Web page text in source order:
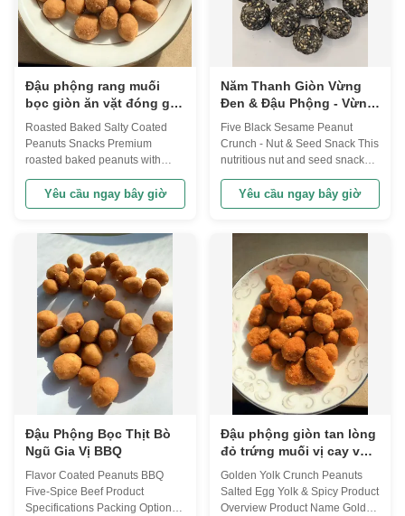
Đậu phộng rang muối
bọc giòn ăn vặt đóng gói
sỉ số lượng lớn, đậu
nành, bánh quy đậu
phộng
Roasted Baked Salty Coated
Peanuts Snacks Premium
roasted baked peanuts with
savory salty coating, available in
wholesale bulk packaging.
These crunchy peanut crackers
retailers, and food service
providers looking for high-
quality, flavorful peanut snacks
in large ...
Yêu cầu ngay bây giờ
Năm Thanh Giòn Vừng
Đen & Đậu Phộng - Vừng
Đen, Câu Kỷ Tử Đen, Đậu
Đen, Dâu Tằm Đen, Hỗn
Hợp Gạo Đen
Five Black Sesame Peanut
Crunch - Nut & Seed Snack This
nutritious nut and seed snack
combines five traditional black
ingredients with roasted
peanuts and sesame for a
Name Five Black Sesame
Peanut Crunch - Nut & Seed
Snack Ingredients ...
Yêu cầu ngay bây giờ
Đậu Phộng Bọc Thịt Bò
Ngũ Gia Vị BBQ
Flavor Coated Peanuts BBQ
Five-Spice Beef Product
Specifications Packing Options
Đậu phộng giòn tan lòng
đỏ trứng muối vị cay với
bao bì OEM tùy chỉnh
Golden Yolk Crunch Peanuts
Salted Egg Yolk & Spicy Product
Overview Product Name Golden